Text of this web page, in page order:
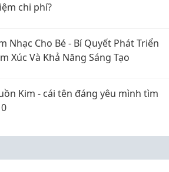
chi phí?
Nhạc Cho Bé - Bí Quyết Phát Triển
Xúc Và Khả Năng Sáng Tạo
Kim - cái tên đáng yêu mình tìm